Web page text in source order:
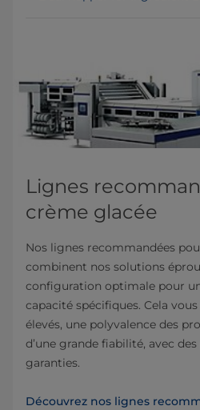
Lignes
crème glacée
Nos lignes recommandées
combinent nos solutions
configuration optimale pour
capacité spécifiques. Cela
élevés, une polyvalence des
d’une grande fiabilité, avec
garanties.
Découvrez nos lignes